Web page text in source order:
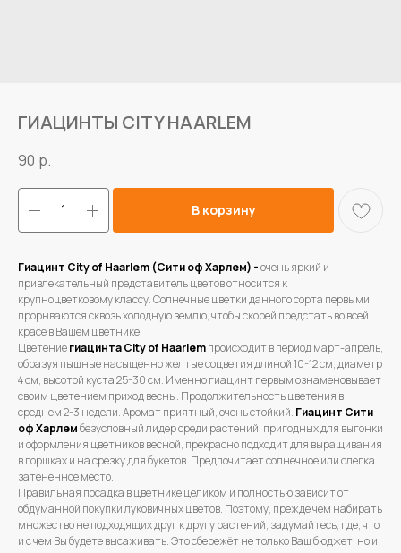
ГИАЦИНТЫ CITY HAARLEM
90 р.
В корзину
Гиацинт City of Haarlem (Сити оф Харлем) -очень яркий и
привлекательный представитель цветов относится к
крупноцветковому классу. Солнечные цветки данного сорта первыми
прорываются сквозь холодную землю, чтобы скорей предстать во всей
красе в Вашем цветнике.
Цветениегиацинта City of Haarlemпроисходит в период март-апрель,
образуя пышные насыщенно желтые соцветия длиной 10-12 см, диаметр
4 см, высотой куста 25-30 см. Именно гиацинт первым ознаменовывает
своим цветением приход весны. Продолжительность цветения в
среднем 2-3 недели. Аромат приятный, очень стойкий. Гиацинт Сити
оф Харлембезусловный лидер среди растений, пригодных для выгонки
и оформления цветников весной, прекрасно подходит для выращивания
в горшках и на срезку для букетов. Предпочитает солнечное или слегка
затененное место.
Правильная посадка в цветнике целиком и полностью зависит от
обдуманной покупки луковичных цветов. Поэтому, прежде чем набирать
множество не подходящих друг к другу растений, задумайтесь, где, что
и с чем Вы будете высаживать. Это сбережёт не только Ваш бюджет, но и